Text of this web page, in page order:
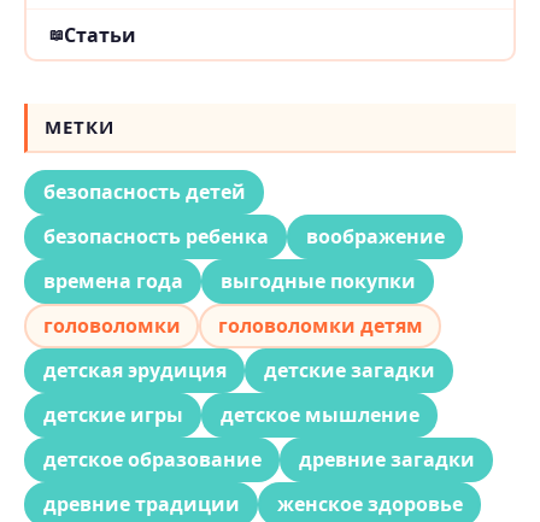
Статьи
МЕТКИ
безопасность детей
безопасность ребенка
воображение
времена года
выгодные покупки
головоломки
головоломки детям
детская эрудиция
детские загадки
детские игры
детское мышление
детское образование
древние загадки
древние традиции
женское здоровье